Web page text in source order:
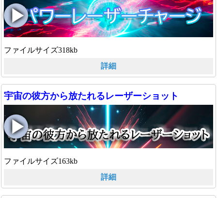
ファイルサイズ318kb
詳細
宇宙の彼方から放たれるレーザーショット
ファイルサイズ163kb
詳細